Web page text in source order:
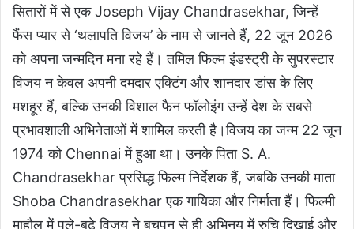
सितारों में से एक Joseph Vijay Chandrasekhar, जिन्हें
फैंस प्यार से ‘थलापति विजय’ के नाम से जानते हैं, 22 जून 2026
को अपना जन्मदिन मना रहे हैं। तमिल फिल्म इंडस्ट्री के सुपरस्टार
विजय न केवल अपनी दमदार एक्टिंग और शानदार डांस के लिए
मशहूर हैं, बल्कि उनकी विशाल फैन फॉलोइंग उन्हें देश के सबसे
प्रभावशाली अभिनेताओं में शामिल करती है।विजय का जन्म 22 जून
1974 को Chennai में हुआ था। उनके पिता S. A.
Chandrasekhar प्रसिद्ध फिल्म निर्देशक हैं, जबकि उनकी माता
Shoba Chandrasekhar एक गायिका और निर्माता हैं। फिल्मी
माहौल में पले-बढ़े विजय ने बचपन से ही अभिनय में रुचि दिखाई और